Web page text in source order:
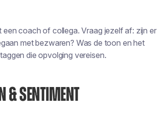
coach of collega. Vraag jezelf af: zijn er
met bezwaren? Was de toon en het
die opvolging vereisen.
& SENTIMENT